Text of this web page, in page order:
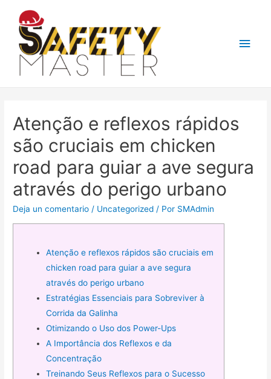
Atenção e reflexos rápidos
são cruciais em chicken
road para guiar a ave segura
através do perigo urbano
Deja un comentario / Uncategorized / Por SMAdmin
Atenção e reflexos rápidos são cruciais em
chicken road para guiar a ave segura
através do perigo urbano
Estratégias Essenciais para Sobreviver à
Corrida da Galinha
Otimizando o Uso dos Power-Ups
A Importância dos Reflexos e da
Concentração
Treinando Seus Reflexos para o Sucesso